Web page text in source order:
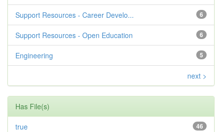
6
Support Resources - Career Develo...
6
Support Resources - Open Education
5
Engineering
next >
Has File(s)
46
true